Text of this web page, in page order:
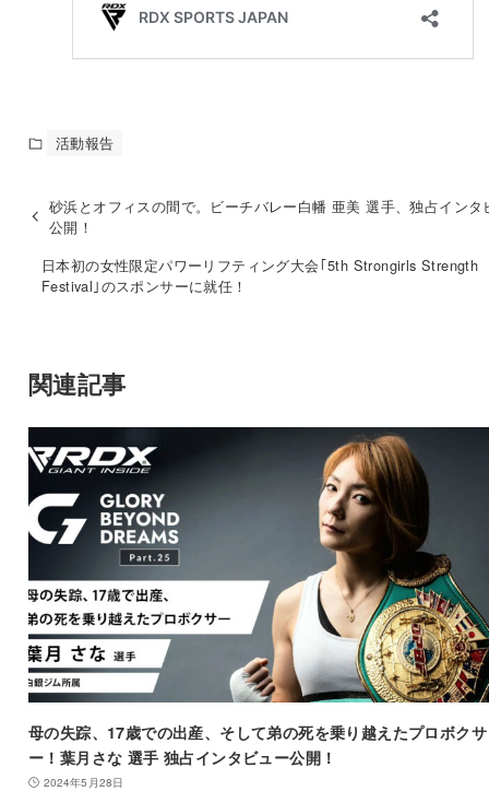
活動報告
砂浜とオフィスの間で。ビーチバレー白幡 亜美 選手、独占インタ
公開！
日本初の女性限定パワーリフティング大会｢5th Strongirls Strength
Festival｣のスポンサーに就任！
関連記事
母の失踪、17歳での出産、そして弟の死を乗り越えたプロボクサ
ー！葉月さな 選手 独占インタビュー公開！
2024年5月28日